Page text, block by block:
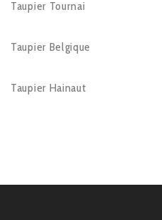
Taupier Tournai
Taupier Belgique
Taupier Hainaut